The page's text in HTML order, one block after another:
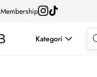
Membership
Kategori